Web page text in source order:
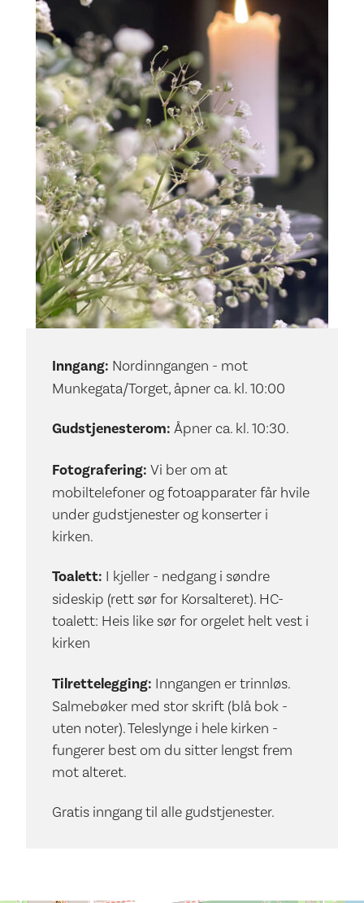
Inngang: Nordinngangen - mot
Munkegata/Torget, åpner ca. kl. 10:00
Gudstjenesterom: Åpner ca. kl. 10:30.
Fotografering: Vi ber om at
mobiltelefoner og fotoapparater får hvile
under gudstjenester og konserter i
kirken.
Toalett: I kjeller - nedgang i søndre
sideskip (rett sør for Korsalteret). HC-
toalett: Heis like sør for orgelet helt vest i
kirken
Tilrettelegging: Inngangen er trinnløs.
Salmebøker med stor skrift (blå bok -
uten noter). Teleslynge i hele kirken -
fungerer best om du sitter lengst frem
mot alteret.
Gratis inngang til alle gudstjenester.